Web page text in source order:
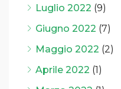
Luglio 2022 (9)
Giugno 2022 (7)
Maggio 2022 (2)
Aprile 2022 (1)